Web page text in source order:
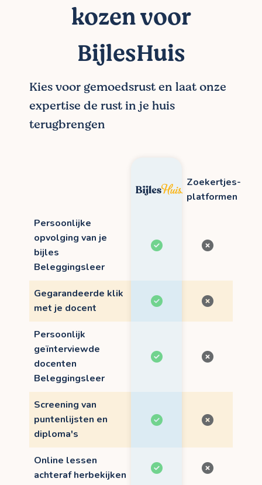
kozen voor
BijlesHuis
Kies voor gemoedsrust en laat onze
expertise de rust in je huis
terugbrengen
Zoekertjes-
platformen
Persoonlijke
opvolging van je
bijles
Beleggingsleer
Gegarandeerde klik
met je docent
Persoonlijk
geïnterviewde
docenten
Beleggingsleer
Screening van
puntenlijsten en
diploma's
Online lessen
achteraf herbekijken